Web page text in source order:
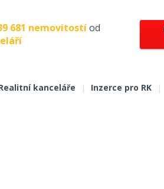
681 nemovitostíod
kanceláře | Inzerce pro RK |